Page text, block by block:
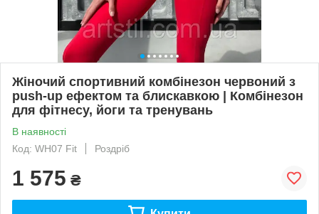
Жіночий спортивний комбінезон червоний з
push-up ефектом та блискавкою | Комбінезон
для фітнесу, йоги та тренувань
В наявності
Код: WH07 Fit
Роздріб
1 575 ₴